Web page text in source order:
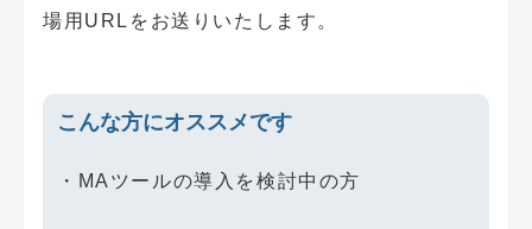
場用URLをお送りいたします。
こんな方にオススメです
・MAツールの導入を検討中の方